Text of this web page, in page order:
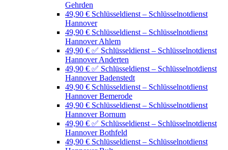
Gehrden
49,90 € Schlüsseldienst – Schlüsselnotdienst
Hannover
49,90 € Schlüsseldienst – Schlüsselnotdienst
Hannover Ahlem
49,90 € ✅ Schlüsseldienst – Schlüsselnotdienst
Hannover Anderten
49,90 € ✅ Schlüsseldienst – Schlüsselnotdienst
Hannover Badenstedt
49,90 € Schlüsseldienst – Schlüsselnotdienst
Hannover Bemerode
49,90 € Schlüsseldienst – Schlüsselnotdienst
Hannover Bornum
49,90 € ✅ Schlüsseldienst – Schlüsselnotdienst
Hannover Bothfeld
49,90 € Schlüsseldienst – Schlüsselnotdienst